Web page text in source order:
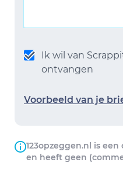
Ik wil van
ontvangen
Voorbeeld van je
123opzeggen.nl is
en heeft geen